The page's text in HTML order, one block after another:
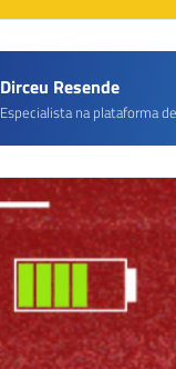
Dirceu Resende
Especialista na plataforma